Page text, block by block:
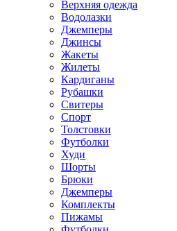
Верхняя одежда
Водолазки
Джемперы
Джинсы
Жакеты
Жилеты
Кардиганы
Рубашки
Свитеры
Спорт
Толстовки
Футболки
Худи
Шорты
Брюки
Джемперы
Комплекты
Пижамы